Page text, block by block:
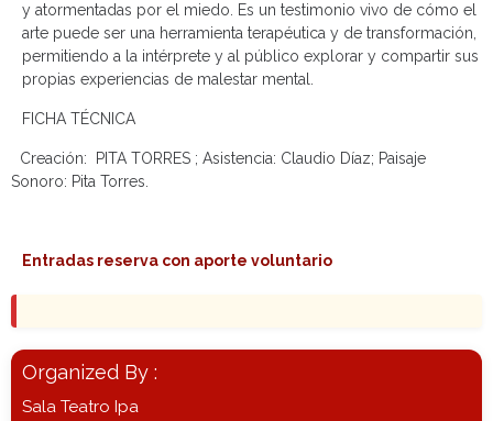
y atormentadas por el miedo. Es un testimonio vivo de cómo el
arte puede ser una herramienta terapéutica y de transformación,
permitiendo a la intérprete y al público explorar y compartir sus
propias experiencias de malestar mental.
FICHA TÉCNICA
Creación: PITA TORRES ; Asistencia: Claudio Díaz; Paisaje
Sonoro: Pita Torres.
Entradas reserva con aporte voluntario
Organized By :
Sala Teatro Ipa